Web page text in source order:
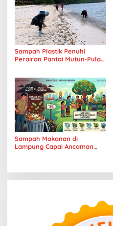
Sampah Plastik Penuhi
Perairan Pantai Mutun-Pulau
Sampah Makanan di
Lampung Capai Ancaman